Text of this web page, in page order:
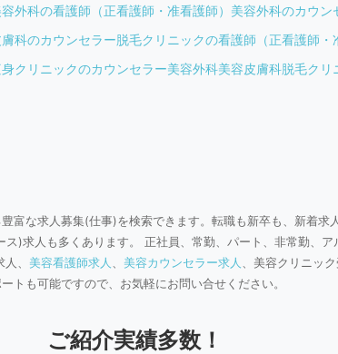
外科の看護師（正看護師・准看護師） 美容外科のカウン
科のカウンセラー脱毛クリニックの看護師（正看護師・
クリニックのカウンセラー美容外科美容皮膚科脱毛クリ
富な求人募集(仕事)を検索できます。転職も新卒も、新着求
ス)求人も多くあります。 正社員、常勤、パート、非常勤、
、 美容看護師求人 美容カウンセラー求人
、美容クリニッ
トも可能ですので、お気軽にお問い合せください。
ご紹介実績多数！